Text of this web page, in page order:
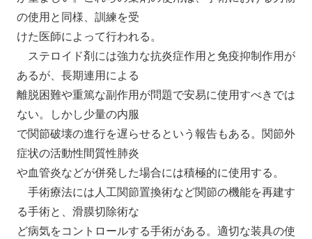
の使用と同様、訓練を受
けた医師によって行われる。
ステロイド剤には強力な抗炎症作用と免疫抑制作用が
あるが、長期連用による
離脱困難や重篤な副作用が問題で安易に使用すべきでは
ない。しかし少量の内服
で関節破壊の進行を遅らせるという報告もある。関節外
症状の活動性間質性肺炎
や血管炎などが併発した場合には積極的に使用する。
手術療法には人工関節置換術など関節の機能を再建す
る手術と、滑膜切除術な
ど病気をコントロールする手術がある。適切な装具の使